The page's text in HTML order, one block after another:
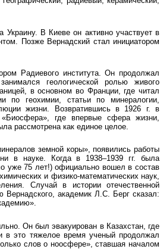
Украину. В Киеве он активно участвует в
Позже Вернадский стал инициатором
Радиевого института. Он продолжал
геологической ролью живого
в основном во Франции, где читал
геохимии, статьи по минералогии,
жизни. Возвратившись в 1926 г. в
где впервые сфера жизни,
рассмотрена как единое целое.
земной коры», появились работы
в науке. Когда в 1938–1939 гг. была
уже 75 лет!) официально вошел в состав
и физико-математических наук,
Случай в истории отечественной
академик Л.С. Берг сказал:
Он был эвакуирован в Казахстан, где
это тяжелое время ученый продолжал
слов о ноосфере», ставшая началом